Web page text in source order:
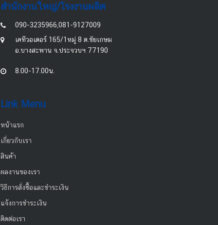
สำนักงานใหญ่/โรงงานผลิต
090-3235966,081-9127009
เคทีวอเตอร์ 165/1หมู่ 8 ต.ชัยเกษม
อ.บางสะพาน จ.ประจวบฯ 77190
8.00-17.00น.
Link Menu
หน้าแรก
เกี่ยวกับเรา
สินค้า
ผลงานของเรา
วิธีการสั่งซื้อและชำระเงิน
แจ้งการชำระเงิน
ติดต่อเรา